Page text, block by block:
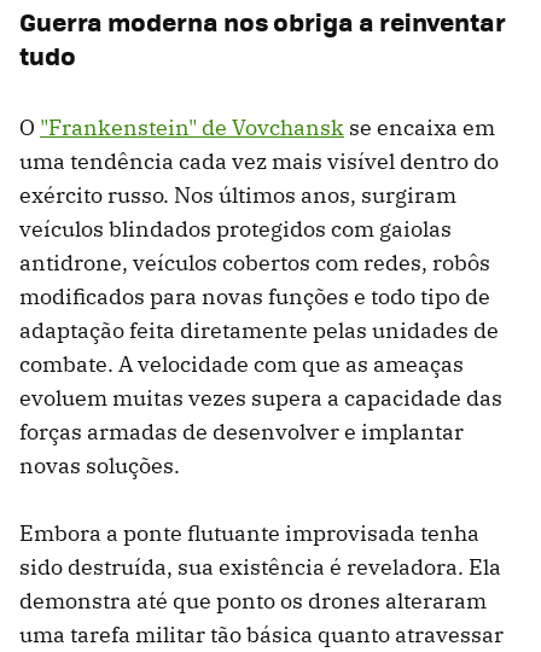
Guerra moderna nos obriga a reinventar
tudo
O "Frankenstein" de Vovchansk se encaixa em
uma tendência cada vez mais visível dentro do
exército russo. Nos últimos anos, surgiram
veículos blindados protegidos com gaiolas
antidrone, veículos cobertos com redes, robôs
modificados para novas funções e todo tipo de
adaptação feita diretamente pelas unidades de
combate. A velocidade com que as ameaças
evoluem muitas vezes supera a capacidade das
forças armadas de desenvolver e implantar
novas soluções.
Embora a ponte flutuante improvisada tenha
sido destruída, sua existência é reveladora. Ela
demonstra até que ponto os drones alteraram
uma tarefa militar tão básica quanto atravessar